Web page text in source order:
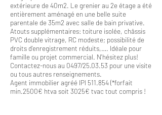
extérieure de 40m2. Le grenier au 2e étage a été
entièrement aménagé en une belle suite
parentale de 35m2 avec salle de bain privative.
Atouts supplémentaires: toiture isolée, châssis
PVC double vitrage, RC modeste; possibilité de
droits d’enregistrement réduits,…. Idéale pour
famille ou projet commercial. N'hésitez plus!
Contactez-nous au 0497/25.03.53 pour une visite
ou tous autres renseignements.
Agent immobilier agréé IPI 511.854 (*forfait
min.2500€ htva soit 3025€ tvac tout compris !